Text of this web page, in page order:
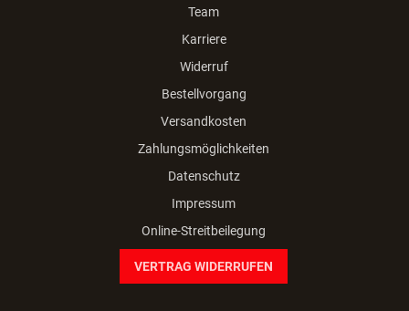
Team
Karriere
Widerruf
Bestellvorgang
Versandkosten
Zahlungsmöglichkeiten
Datenschutz
Impressum
Online-Streitbeilegung
VERTRAG WIDERRUFEN